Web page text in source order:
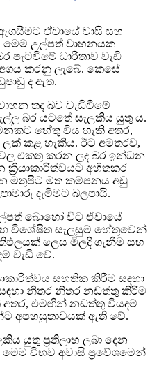
ඒවායේ වාසි සහ
මෙම උල්පත් වාහනයක
පැටවීමේ ධාරිතාව වැඩි
කරනු ලැබේ. කෙසේ
ද ඇත.
තද බව වැඩිවීමේ
බර යටතේ සැලකිය යුතු ය.
හේතු විය හැකි අතර,
කළ හැකිය. ඊට අමතරව,
එකතු කරන ලද බර ඉන්ධන
ක්‍රියාකාරිත්වයට අහිතකර
මතුපිට මත කම්පනය අඩු
දැමීමට බලපායි.
බොහෝ විට ඒවායේ
විශේෂිත සැලසුම් හේතුවෙන්
ලෙස මිලදී ගැනීම සහ
වැඩි වේ.
සහතික කිරීම සඳහා
නිතර නිතර නඩත්තු කිරීම
එමඟින් නඩත්තු වියදම්
අපහසුතාවයක් ඇති වේ.
යුතු ප්‍රතිලාභ ලබා දෙන
විභව අවාසි ප්‍රවේශමෙන්